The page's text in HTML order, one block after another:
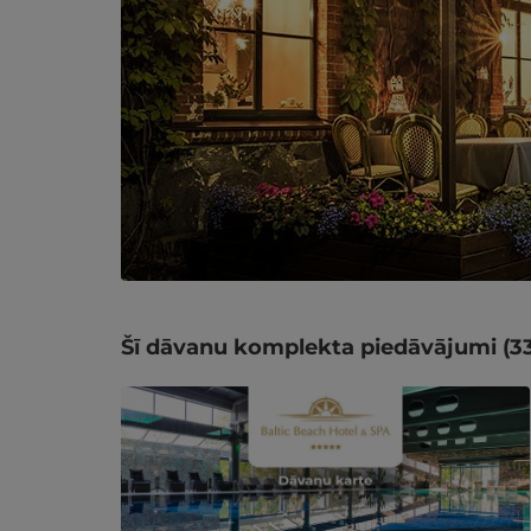
Šī dāvanu komplekta piedāvājumi